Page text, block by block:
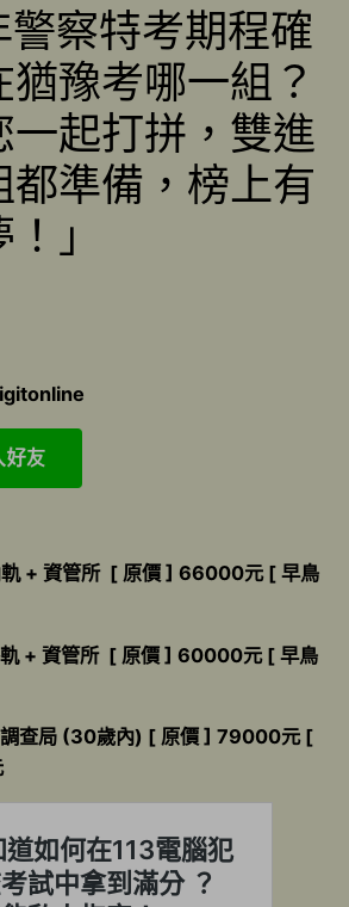
警察特考期程確
豫考哪一組？
一起打拼，雙進
都準備，榜上有
」
軌 + 資管所 [ 原價 ] 66000元 [ 早鳥
軌 + 資管所 [ 原價 ] 60000元 [ 早鳥
調查局 (30歲內) [ 原價 ] 79000元 [